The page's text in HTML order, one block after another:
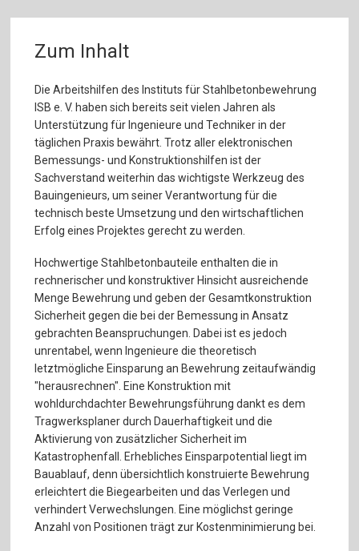
Zum Inhalt
Die Arbeitshilfen des Instituts für Stahlbetonbewehrung
ISB e. V. haben sich bereits seit vielen Jahren als
Unterstützung für Ingenieure und Techniker in der
täglichen Praxis bewährt. Trotz aller elektronischen
Bemessungs- und Konstruktionshilfen ist der
Sachverstand weiterhin das wichtigste Werkzeug des
Bauingenieurs, um seiner Verantwortung für die
technisch beste Umsetzung und den wirtschaftlichen
Erfolg eines Projektes gerecht zu werden.
Hochwertige Stahlbetonbauteile enthalten die in
rechnerischer und konstruktiver Hinsicht ausreichende
Menge Bewehrung und geben der Gesamtkonstruktion
Sicherheit gegen die bei der Bemessung in Ansatz
gebrachten Beanspruchungen. Dabei ist es jedoch
unrentabel, wenn Ingenieure die theoretisch
letztmögliche Einsparung an Bewehrung zeitaufwändig
"herausrechnen". Eine Konstruktion mit
wohldurchdachter Bewehrungsführung dankt es dem
Tragwerksplaner durch Dauerhaftigkeit und die
Aktivierung von zusätzlicher Sicherheit im
Katastrophenfall. Erhebliches Einsparpotential liegt im
Bauablauf, denn übersichtlich konstruierte Bewehrung
erleichtert die Biegearbeiten und das Verlegen und
verhindert Verwechslungen. Eine möglichst geringe
Anzahl von Positionen trägt zur Kostenminimierung bei.